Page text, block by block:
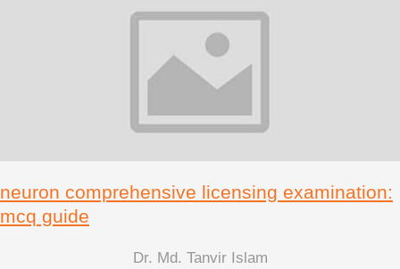
neuron comprehensive licensing examination:
mcq guide
Dr. Md. Tanvir Islam